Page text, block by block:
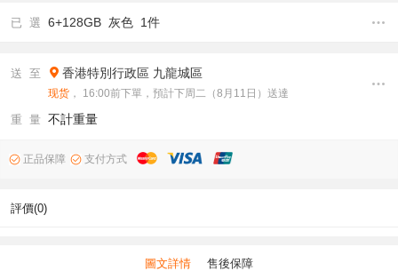
已 選 6+128GB 灰色 1件
送 至 香港特別行政區 九龍城區
现货 ， 16:00前下單，預計下周二（8月11日）送達
重 量 不計重量
正品保障 支付方式
評價(0)
圖文詳情 售後保障